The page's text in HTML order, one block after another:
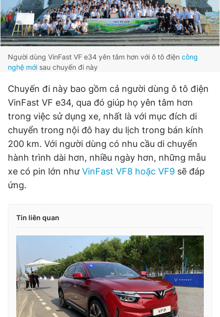
Người dùng VinFast VF e34 yên tâm hơn với ô tô điện công
nghệ mới sau chuyến đi này
Chuyến đi này bao gồm cả người dùng ô tô điện
VinFast VF e34, qua đó giúp họ yên tâm hơn
trong việc sử dụng xe, nhất là với mục đích di
chuyển trong nội đô hay du lịch trong bán kính
200 km. Với người dùng có nhu cầu di chuyển
hành trình dài hơn, nhiều ngày hơn, những mẫu
xe có pin lớn nhưVinFast VF8 hoặc VF9 sẽ đáp
ứng.
Tin liên quan